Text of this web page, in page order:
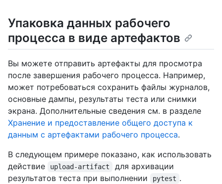
Упаковка данных рабочего
процесса в виде артефактов
Вы можете отправить артефакты для просмотра
после завершения рабочего процесса. Например,
может потребоваться сохранить файлы журналов,
основные дампы, результаты теста или снимки
экрана. Дополнительные сведения см. в разделе
Хранение и предоставление общего доступа к
данным с артефактами рабочего процесса.
В следующем примере показано, как использовать
действие
upload-artifact
для архивации
результатов теста при выполнении
pytest .